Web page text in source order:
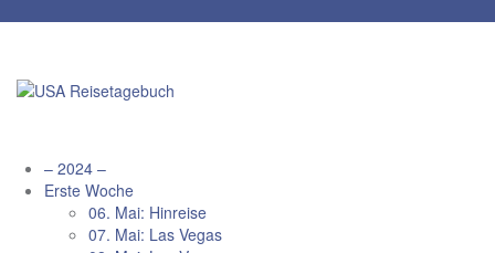
springen
– 2024 –
Erste Woche
06. Mai: Hinreise
07. Mai: Las Vegas